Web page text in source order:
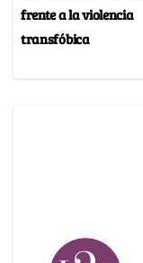
frente a la violencia
transfóbica